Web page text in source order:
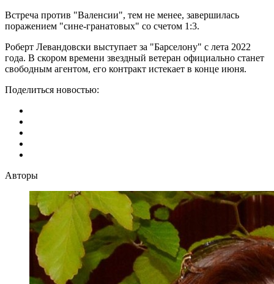
Встреча против "Валенсии", тем не менее, завершилась
поражением "сине-гранатовых" со счетом 1:3.
Роберт Левандовски выступает за "Барселону" с лета 2022
года. В скором времени звездный ветеран официально станет
свободным агентом, его контракт истекает в конце июня.
Поделиться новостью:
Авторы